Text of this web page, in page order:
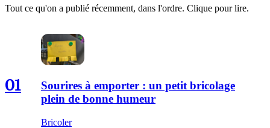
Tout ce qu'on a publié récemment, dans l'ordre. Clique pour lire.
01
Sourires à emporter : un petit bricolage
plein de bonne humeur
Bricoler